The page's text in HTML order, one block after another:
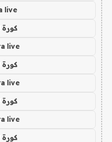
live
كورة
live
كورة
live
كورة
live
كورة